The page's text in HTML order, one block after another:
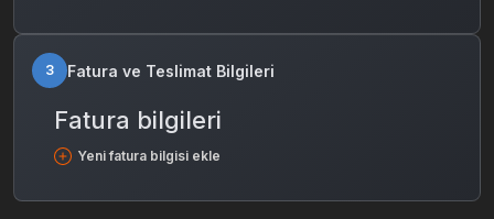
3 Fatura ve Teslimat Bilgileri
Fatura bilgileri
Yeni fatura bilgisi ekle